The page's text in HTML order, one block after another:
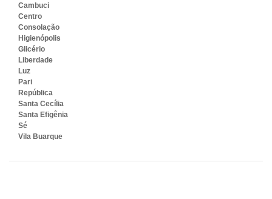
Cambuci
Centro
Consolação
Higienópolis
Glicério
Liberdade
Luz
Pari
República
Santa Cecília
Santa Efigênia
Sé
Vila Buarque